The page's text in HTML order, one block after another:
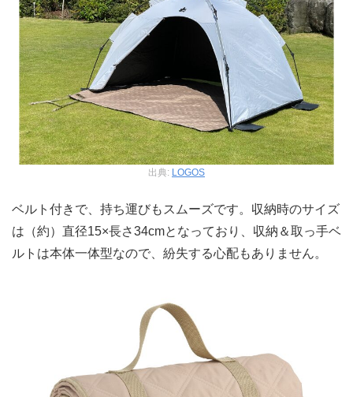
出典: LOGOS
ベルト付きで、持ち運びもスムーズです。収納時のサイズ
は（約）直径15×長さ34cmとなっており、収納＆取っ手ベ
ルトは本体一体型なので、紛失する心配もありません。